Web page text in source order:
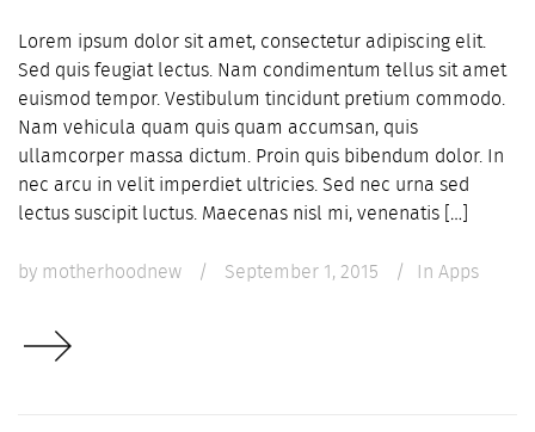
Lorem ipsum dolor sit amet, consectetur adipiscing elit.
Sed quis feugiat lectus. Nam condimentum tellus sit amet
euismod tempor. Vestibulum tincidunt pretium commodo.
Nam vehicula quam quis quam accumsan, quis
ullamcorper massa dictum. Proin quis bibendum dolor. In
nec arcu in velit imperdiet ultricies. Sed nec urna sed
lectus suscipit luctus. Maecenas nisl mi, venenatis […]
by motherhoodnew / September 1, 2015 / In Apps